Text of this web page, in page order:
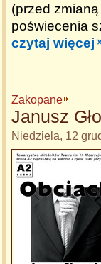
(przed
poświecenia
czytaj więcej
Zakopane
Janusz
Niedziela, 12